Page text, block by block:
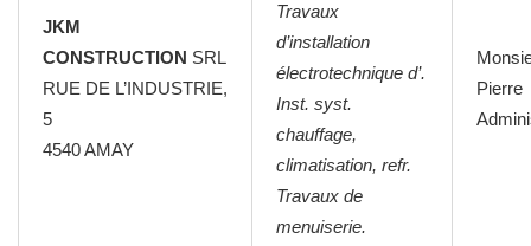
JKM
CONSTRUCTION SRL
RUE DE L’INDUSTRIE,
5
4540 AMAY
Travaux
d’installation
électrotechnique d’.
Inst. syst.
chauffage,
climatisation, refr.
Travaux de
menuiserie.
Pierre